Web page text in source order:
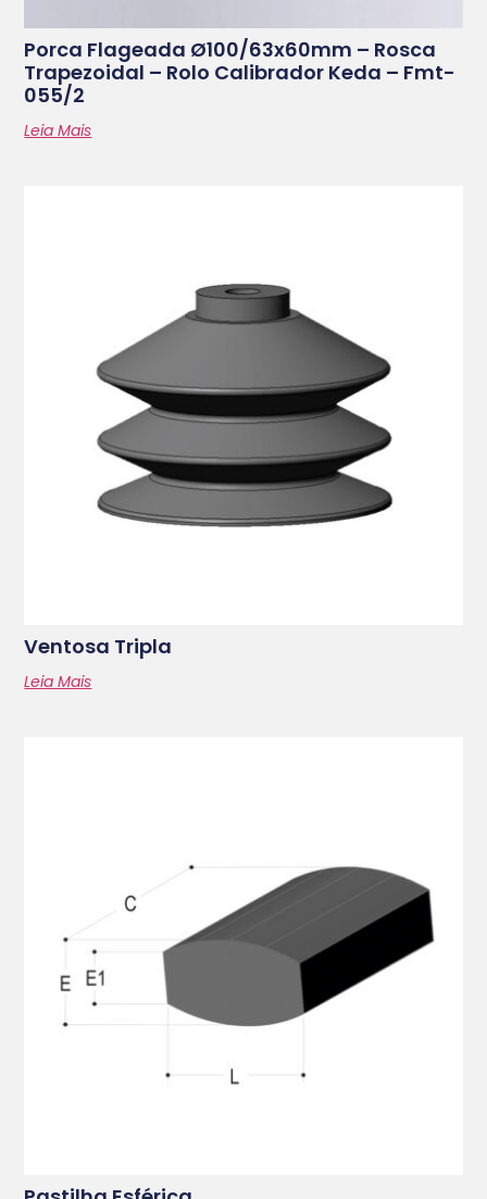
Porca Flageada Ø100/63x60mm – Rosca
Trapezoidal – Rolo Calibrador Keda – Fmt-
055/2
Leia Mais
Ventosa Tripla
Leia Mais